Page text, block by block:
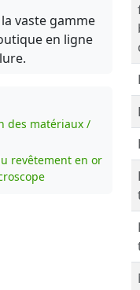
vaste gamme
en ligne
des matériaux /
revêtement en or